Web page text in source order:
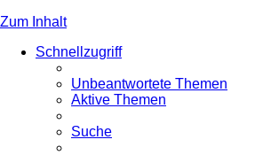
Zum Inhalt
Schnellzugriff
Unbeantwortete Themen
Aktive Themen
Suche